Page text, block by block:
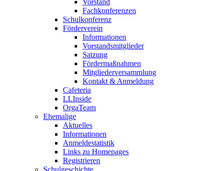
Vorstand
Fachkonferenzen
Schulkonferenz
Förderverein
Informationen
Vorstandsmitglieder
Satzung
Fördermaßnahmen
Mitgliederversammlung
Kontakt & Anmeldung
Cafeteria
LLInside
OrgaTeam
Ehemalige
Aktuelles
Informationen
Anmeldestatistik
Links zu Homepages
Registrieren
Schulgeschichte